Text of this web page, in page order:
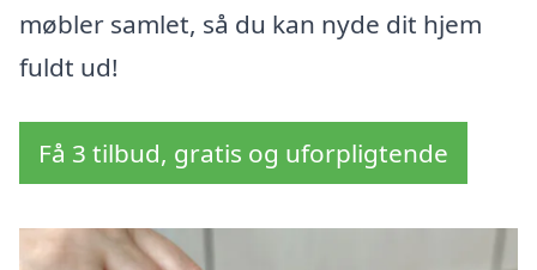
møbler samlet, så du kan nyde dit hjem
fuldt ud!
Få 3 tilbud, gratis og uforpligtende